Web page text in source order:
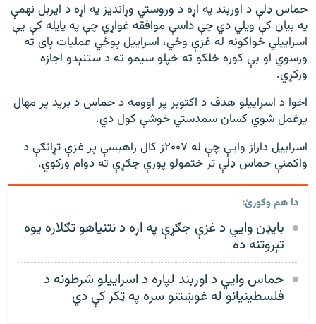
حماس ډلې د اوربند په اړه د وروستي وړاندیز په اړه د اپرېل نهمې
په بیان کې ویلي دي چې داسې موافقه غواړي چې په پایله کې یې
اسراییلي ځواکونه له غزې وځي، اسراییل پوځي عملیات پای ته
ورسوي او بې کوره خلکو ته خپلو سیمو ته د ستنېدو اجازه
ورکړي.
اخوا د اسراییلو هدف د اکتوبر پر اوومه د حماس د برید پر مهال
یرغمل شوي کسان سمدستي خوشې کول دي.
اسراییل داراز وايې چې له ۲۰۰۷ز کال راهیسې پر غزې تړانګې د
واکمنې حماس ډلې تر ختمولو پورې جګړې ته دوام ورکوي.
دا هم وګورئ:
بایډن وايي د غزې جګړې په اړه د نتنیاهو تګلاره یوه
تېروتنه ده
حماس وايي د اوربند لپاره د اسراییلو شرطونه د
فلسطینیانو له غوښتنو سره په ټکر کې دي